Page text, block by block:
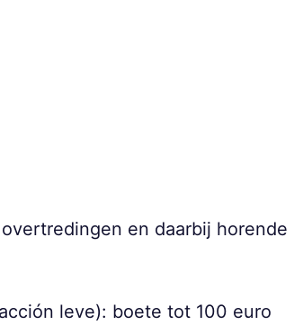
en daarbij
leve): boete tot 100 euro